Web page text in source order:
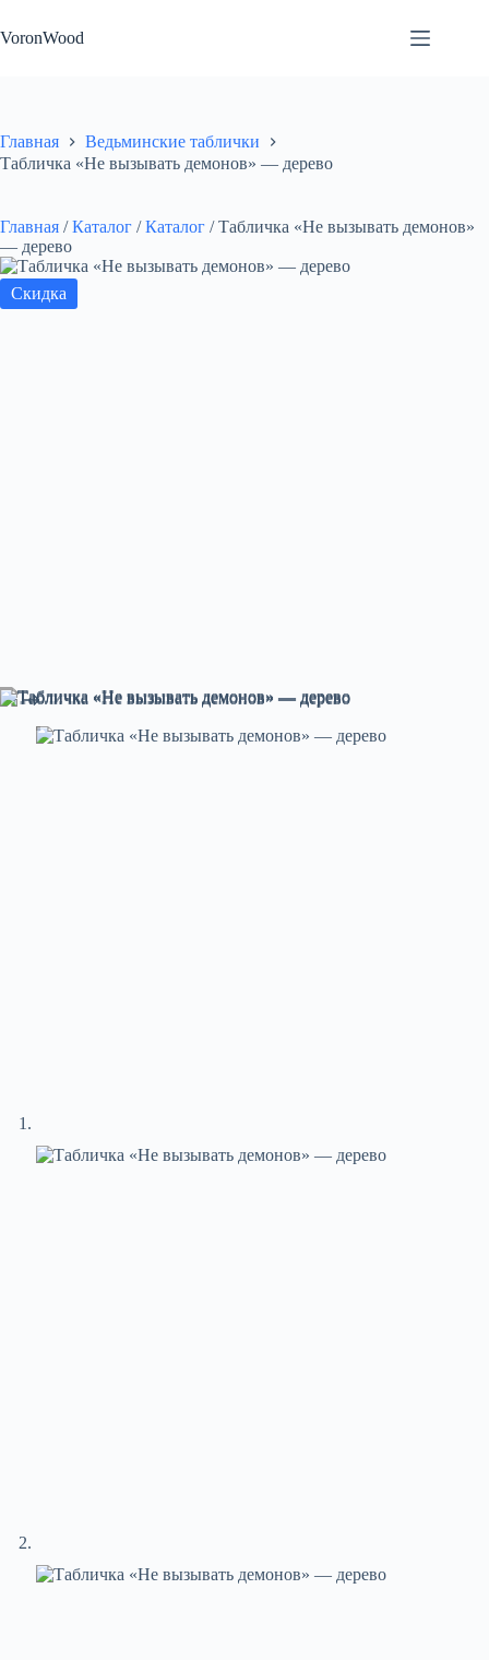
к
сути
VoronWood
Главная
Ведьминские таблички
Табличка «Не вызывать демонов» — дерево
Главная / Каталог / Каталог / Табличка «Не вызывать демонов»
— дерево
Скидка